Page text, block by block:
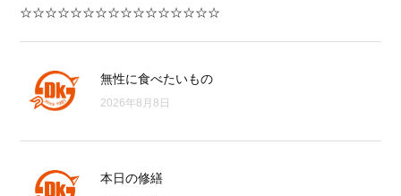
☆☆☆☆☆☆☆☆☆☆☆☆☆☆☆☆
無性に食べたいもの
2026年8月8日
本日の修繕